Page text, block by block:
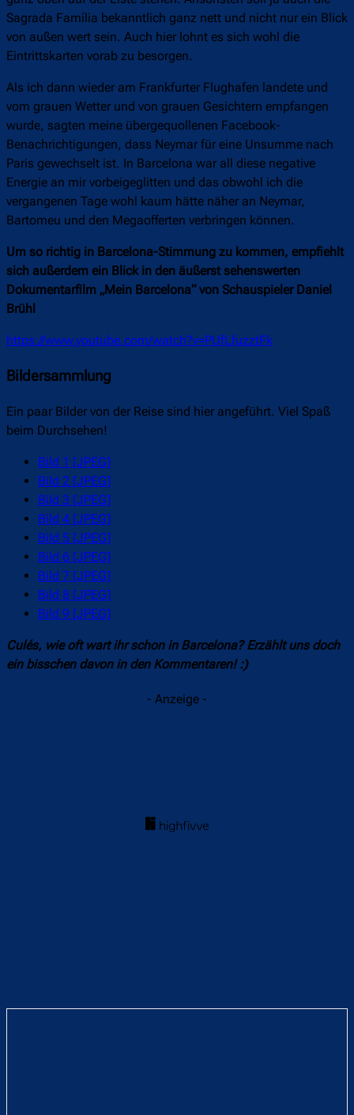
Sagrada Família bekanntlich ganz nett und nicht nur ein Blick
von außen wert sein. Auch hier lohnt es sich wohl die
Eintrittskarten vorab zu besorgen.
Als ich dann wieder am Frankfurter Flughafen landete und
vom grauen Wetter und von grauen Gesichtern empfangen
wurde, sagten meine übergequollenen Facebook-
Benachrichtigungen, dass Neymar für eine Unsumme nach
Paris gewechselt ist. In Barcelona war all diese negative
Energie an mir vorbeigeglitten und das obwohl ich die
vergangenen Tage wohl kaum hätte näher an Neymar,
Bartomeu und den Megaofferten verbringen können.
Um so richtig in Barcelona-Stimmung zu kommen, empfiehlt
sich außerdem ein Blick in den äußerst sehenswerten
Dokumentarfilm „Mein Barcelona“ von Schauspieler Daniel
Brühl
https://www.youtube.com/watch?v=PUfLfuzztFk
Bildersammlung
Ein paar Bilder von der Reise sind hier angeführt. Viel Spaß
beim Durchsehen!
Bild 1 [JPEG]
Bild 2 [JPEG]
Bild 3 [JPEG]
Bild 4 [JPEG]
Bild 5 [JPEG]
Bild 6 [JPEG]
Bild 7 [JPEG]
Bild 8 [JPEG]
Bild 9 [JPEG]
Culés, wie oft wart ihr schon in Barcelona? Erzählt uns doch
ein bisschen davon in den Kommentaren! :)
- Anzeige -